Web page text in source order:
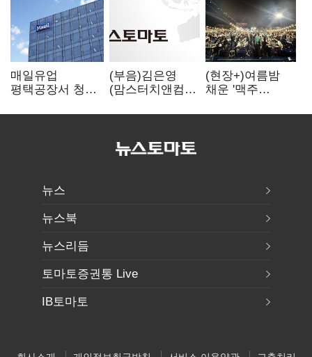
매일유업
평택공장서 청소
사망…"안전관리
(부음)김은영
(맘스터치앤컴퍼
대외협력그룹장)
(현장+)여름밤
채운 '맥주
전주가맥축제를
뉴스
뉴스북
뉴스리듬
토마토증권통 Live
IB토마토